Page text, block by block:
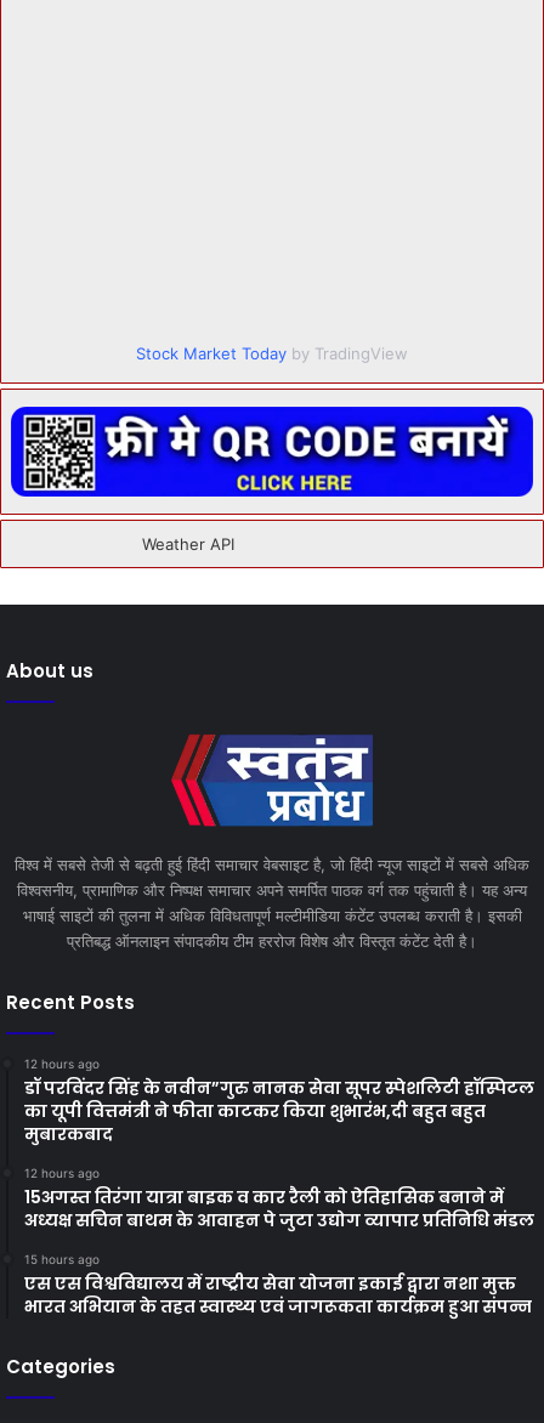
Stock Market Today by TradingView
About us
विश्व में सबसे तेजी से बढ़ती हुई हिंदी समाचार वेबसाइट है, जो हिंदी न्यूज साइटों में सबसे अधिक
विश्वसनीय, प्रामाणिक और निष्पक्ष समाचार अपने समर्पित पाठक वर्ग तक पहुंचाती है। यह अन्य
भाषाई साइटों की तुलना में अधिक विविधतापूर्ण मल्टीमीडिया कंटेंट उपलब्ध कराती है। इसकी
प्रतिबद्ध ऑनलाइन संपादकीय टीम हररोज विशेष और विस्तृत कंटेंट देती है।
Recent Posts
12 hours ago
डॉ परविंदर सिंह के नवीन”गुरु नानक सेवा सूपर स्पेशलिटी हॉस्पिटल
का यूपी वित्तमंत्री ने फीता काटकर किया शुभारंभ,दी बहुत बहुत
मुबारकबाद
12 hours ago
15अगस्त तिरंगा यात्रा बाइक व कार रैली को ऐतिहासिक बनाने में
अध्यक्ष सचिन बाथम के आवाहन पे जुटा उद्योग व्यापार प्रतिनिधि मंडल
15 hours ago
एस एस विश्वविद्यालय में राष्ट्रीय सेवा योजना इकाई द्वारा नशा मुक्त
भारत अभियान के तहत स्वास्थ्य एवं जागरूकता कार्यक्रम हुआ संपन्न
Categories